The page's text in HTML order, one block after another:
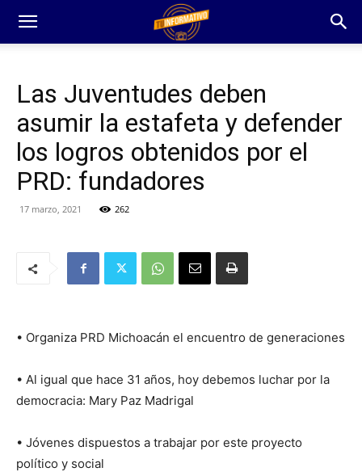
Las Juventudes deben
asumir la estafeta y defender
los logros obtenidos por el
PRD: fundadores
17 marzo, 2021 262
• Organiza PRD Michoacán el encuentro de generaciones
• Al igual que hace 31 años, hoy debemos luchar por la
democracia: Mary Paz Madrigal
• Jóvenes dispuestos a trabajar por este proyecto
político y social